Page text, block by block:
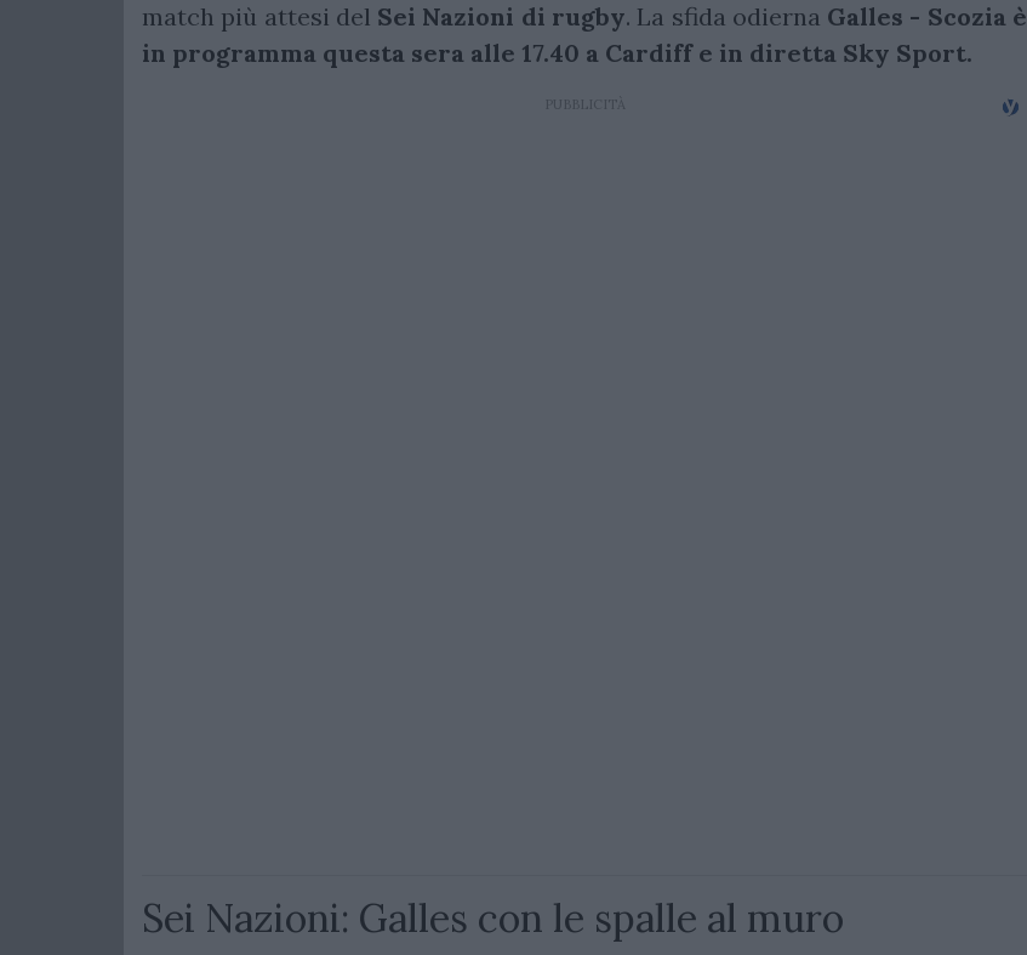
match più attesi del Sei Nazioni di rugby. La sfida odierna Galles - Scozia è
in programma questa sera alle 17.40 a Cardiff e in diretta Sky Sport.
Sei Nazioni: Galles con le spalle al muro